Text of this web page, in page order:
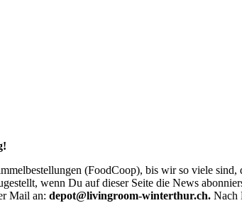
(FoodCoop), bis wir so viele
wenn Du auf dieser Seite die News
Mail an: depot@livingroom-winterthur.ch. Nach